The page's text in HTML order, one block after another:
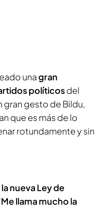
unagran
políticosdel
gran gesto de Bildu,
que es más de lo
rotundamente y sin
nueva Ley de
llama mucho la